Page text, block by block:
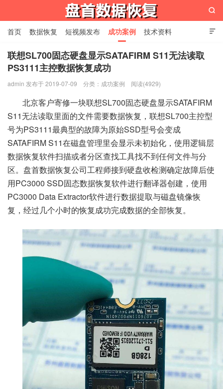
苏州盘首数据恢复

首页 数据恢复 短视频发布 成功案例 技术资料
关于我们 设备展示 常见问题

联想SL700固态硬盘显示SATAFIRM S11无法读取
PS3111主控数据恢复成功
admin 发布于 2019-07-09 分类： 成功案例 阅读(4929)
北京客户寄修一块联想SL700固态硬盘显示SATAFIRM
S11无法读取里面的文件需要数据恢复，联想SL700主控型
号为PS3111最典型的故障为原始SSD型号会变成
SATAFIRM S11在磁盘管理里会显示未初始化，使用逻辑层
数据恢复软件扫描或者分区查找工具找不到任何文件与分
区。盘首数据恢复公司工程师接到硬盘收检测确定故障后使
用PC3000 SSD固态数据恢复软件进行翻译器创建，使用
PC3000 Data Extractor软件进行数据提取与磁盘镜像恢
复，经过几个小时的恢复成功完成数据的全部恢复。